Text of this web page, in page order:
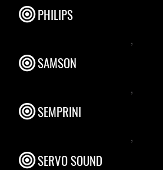
PHILIPS
,
SAMSON
,
SEMPRINI
,
SERVO SOUND